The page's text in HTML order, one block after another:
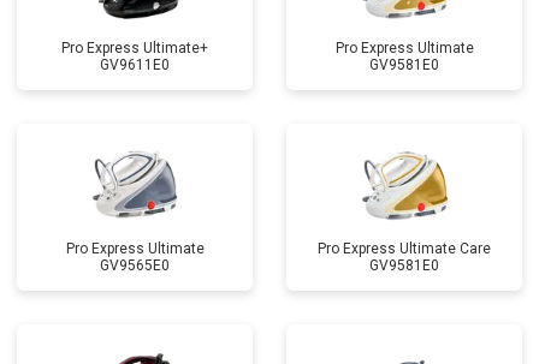
Pro Express Ultimate+
GV9611E0
Pro Express Ultimate
GV9581E0
Pro Express Ultimate
GV9565E0
Pro Express Ultimate Care
GV9581E0